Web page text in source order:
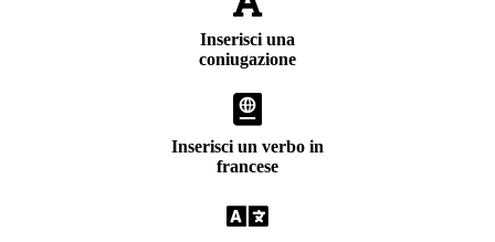
Inserisci una
coniugazione
Inserisci un verbo in
francese